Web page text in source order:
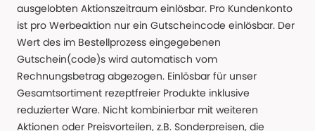
ausgelobten Aktionszeitraum einlösbar. Pro Kundenkonto
ist pro Werbeaktion nur ein Gutscheincode einlösbar. Der
Wert des im Bestellprozess eingegebenen
Gutschein(code)s wird automatisch vom
Rechnungsbetrag abgezogen. Einlösbar für unser
Gesamtsortiment rezeptfreier Produkte inklusive
reduzierter Ware. Nicht kombinierbar mit weiteren
Aktionen oder Preisvorteilen, z.B. Sonderpreisen, die